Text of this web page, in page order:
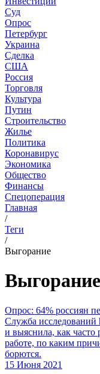
Суд
Опрос
Петербург
Украина
Сделка
США
Россия
Торговля
Культура
Путин
Строительство
Жилье
Политика
Коронавирус
Экономика
Общество
Финансы
Спецоперация
Главная
/
Теги
/
Выгорание
Выгорание
Опрос: 64% россиян
Служба исследований
и выяснила, как
работе, по каким
борются.
15 Июня 2021